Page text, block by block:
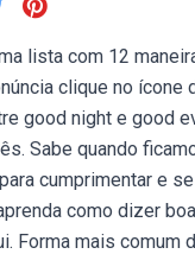
lista com 12
clique no
good night e good
Sabe quando
cumprimentar e
como dizer
Forma mais comum